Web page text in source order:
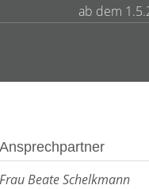
ab dem
Ansprechpartner
Frau Beate Schelkmann